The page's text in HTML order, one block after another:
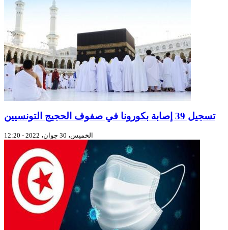
تسجيل 39 إصابة بكورونا في صفوف الحجيج التونسيين
الخميس، 30 جوان، 2022 - 12:20